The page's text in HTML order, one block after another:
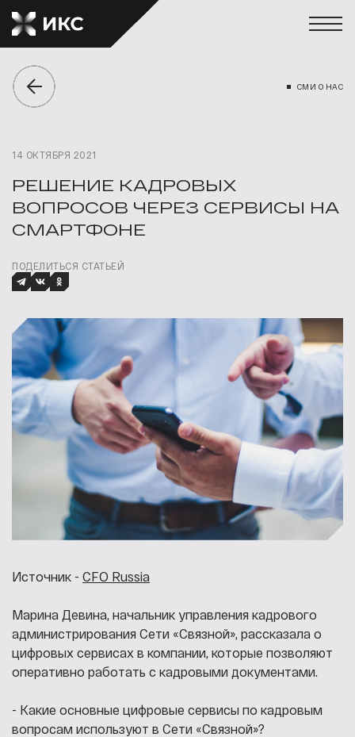
СМИ О НАС
14 ОКТЯБРЯ 2021
РЕШЕНИЕ КАДРОВЫХ
ВОПРОСОВ ЧЕРЕЗ СЕРВИСЫ НА
СМАРТФОНЕ
ПОДЕЛИТЬСЯ СТАТЬЕЙ
Источник - CFO Russia
Марина Девина, начальник управления кадрового
администрирования Сети «Связной», рассказала о
цифровых сервисах в компании, которые позволяют
оперативно работать с кадровыми документами.
- Какие основные цифровые сервисы по кадровым
вопросам используют в Сети «Связной»?